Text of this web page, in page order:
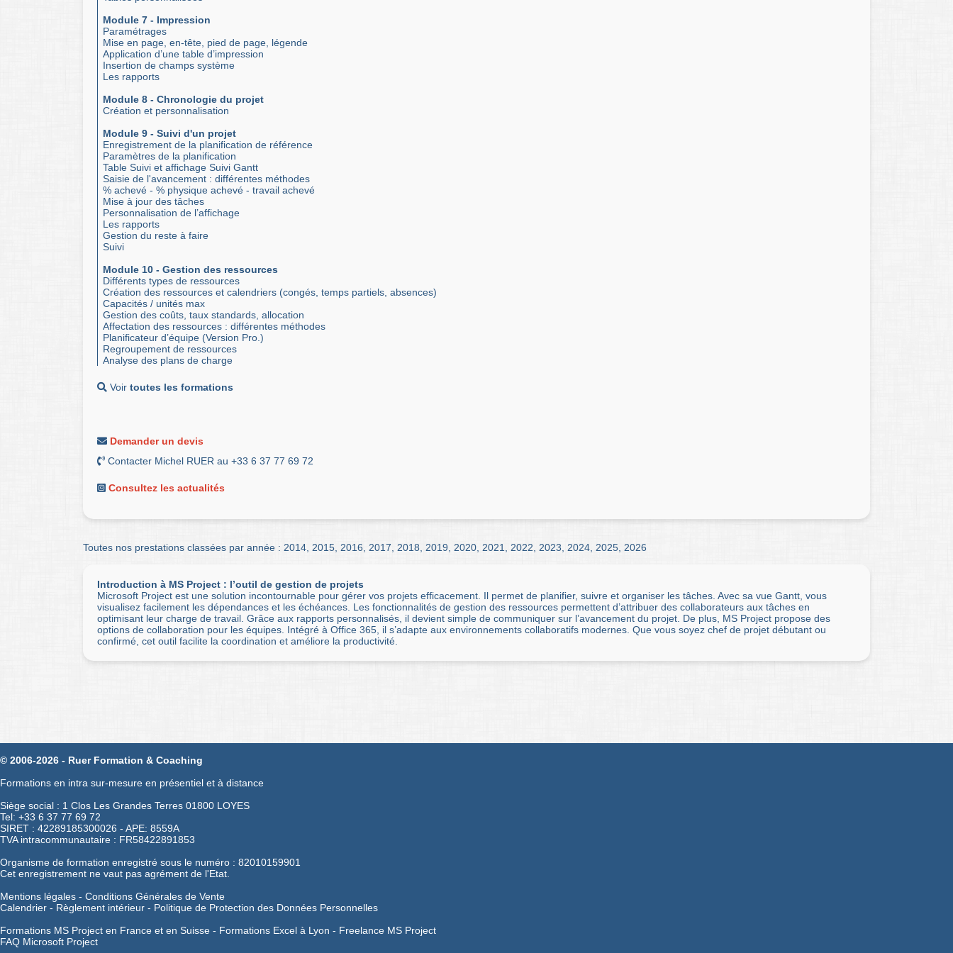
Module 7 - Impression
Paramétrages
Mise en page, en-tête, pied de page, légende
Application d’une table d’impression
Insertion de champs système
Les rapports
Module 8 - Chronologie du projet
Création et personnalisation
Module 9 - Suivi d'un projet
Enregistrement de la planification de référence
Paramètres de la planification
Table Suivi et affichage Suivi Gantt
Saisie de l'avancement : différentes méthodes
% achevé - % physique achevé - travail achevé
Mise à jour des tâches
Personnalisation de l’affichage
Les rapports
Gestion du reste à faire
Suivi
Module 10 - Gestion des ressources
Différents types de ressources
Création des ressources et calendriers (congés, temps partiels, absences)
Capacités / unités max
Gestion des coûts, taux standards, allocation
Affectation des ressources : différentes méthodes
Planificateur d’équipe (Version Pro.)
Regroupement de ressources
Analyse des plans de charge
Voir toutes les formations
Demander un devis
Contacter Michel RUER au +33 6 37 77 69 72
Consultez les actualités
Toutes nos prestations classées par année : 2014 2015 2016 2017 2018 2019 2020 2021 2022 2023 2024 2025 2026
Introduction à MS Project : l’outil de gestion de projets
Microsoft Project est une solution incontournable pour gérer vos projets efficacement. Il permet de planifier, suivre et organiser les tâches. Avec sa vue Gantt, vous
visualisez facilement les dépendances et les échéances. Les fonctionnalités de gestion des ressources permettent d’attribuer des collaborateurs aux tâches en
optimisant leur charge de travail. Grâce aux rapports personnalisés, il devient simple de communiquer sur l’avancement du projet. De plus, MS Project propose des
options de collaboration pour les équipes. Intégré à Office 365, il s’adapte aux environnements collaboratifs modernes. Que vous soyez chef de projet débutant ou
confirmé, cet outil facilite la coordination et améliore la productivité.
© 2006-2026 - Ruer Formation & Coaching
Formations en intra sur-mesure en présentiel et à distance
Siège social : 1 Clos Les Grandes Terres 01800 LOYES
Tel: +33 6 37 77 69 72
SIRET : 42289185300026 - APE: 8559A
TVA intracommunautaire : FR58422891853
Organisme de formation enregistré sous le numéro : 82010159901
Cet enregistrement ne vaut pas agrément de l'Etat.
Mentions légales - Conditions Générales de Vente
Calendrier - Règlement intérieur - Politique de Protection des Données Personnelles
Formations MS Project en France et en Suisse - Formations Excel à Lyon - Freelance MS Project
FAQ Microsoft Project